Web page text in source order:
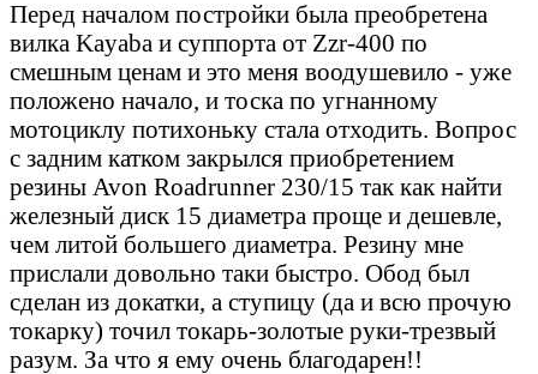
Перед началом постройки была преобретена
вилка Kayaba и суппорта от Zzr-400 по
смешным ценам и это меня воодушевило - уже
положено начало, и тоска по угнанному
мотоциклу потихоньку стала отходить. Вопрос
с задним катком закрылся приобретением
резины Avon Roadrunner 230/15 так как найти
железный диск 15 диаметра проще и дешевле,
чем литой большего диаметра. Резину мне
прислали довольно таки быстро. Обод был
сделан из докатки, а ступицу (да и всю прочую
токарку) точил токарь-золотые руки-трезвый
разум. За что я ему очень благодарен!!